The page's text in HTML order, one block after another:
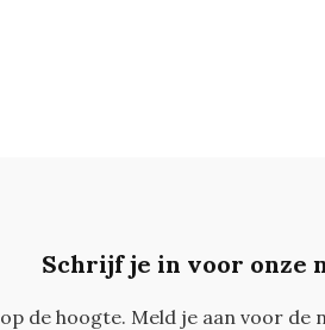
Schrijf je in voor onze
de hoogte. Meld je aan voor de